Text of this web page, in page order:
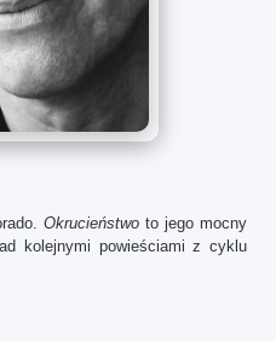
Okrucieństwo to jego mocny
kolejnymi powieściami z cyklu